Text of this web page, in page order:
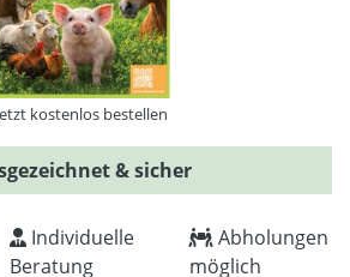
kostenlos bestellen
& sicher
Individuelle
Beratung
Abholungen
möglich